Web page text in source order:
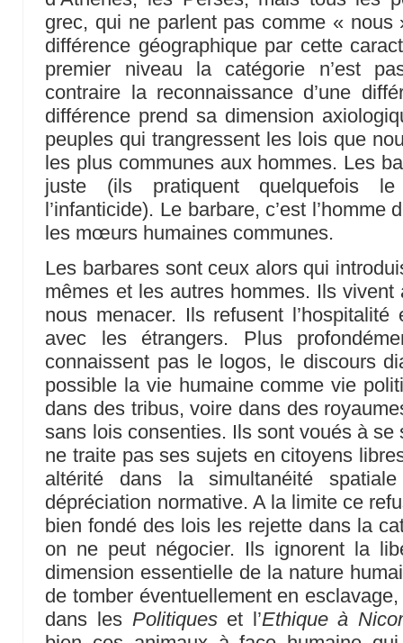
grec, qui ne parlent pas comme «
différence géographique par cette
premier niveau la catégorie n’est
contraire la reconnaissance d’une
différence prend sa dimension
peuples qui trangressent les lois que
les plus communes aux hommes. Les
juste (ils pratiquent quelquefois
l’infanticide). Le barbare, c’est l’homme
les mœurs humaines communes.
Les barbares sont ceux alors qui
mêmes et les autres hommes. Ils
nous menacer. Ils refusent
avec les étrangers. Plus
connaissent pas le logos, le discours
possible la vie humaine comme vie
dans des tribus, voire dans des
sans lois consenties. Ils sont voués à se
ne traite pas ses sujets en citoyens
altérité dans la simultanéité
dépréciation normative. A la limite ce
bien fondé des lois les rejette dans la
on ne peut négocier. Ils ignorent la
dimension essentielle de la nature
de tomber éventuellement en
dans les Politiqueset l’Ethique à